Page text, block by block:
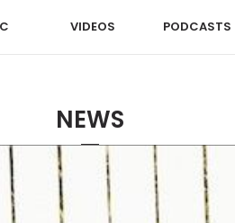
VIDEOS PODCASTS
NEWS